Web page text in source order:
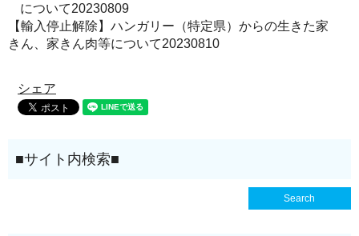
について20230809
【輸入停止解除】ハンガリー（特定県）からの生きた家
きん、家きん肉等について20230810
シェア